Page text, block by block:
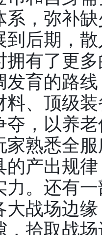
系，弥补
期，散人
拥有了更
发育的路
料、顶级
夺，以养
家熟悉全
的产出规
力。还有
大战场边
，拾取战